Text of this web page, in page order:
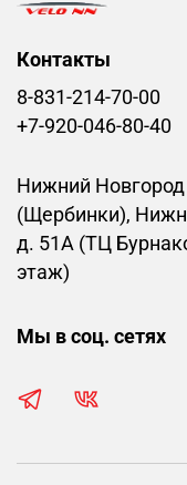
Контакты
8-831-214-70-00
+7-920-046-80-40
Нижний Новгород
(Щербинки),
д. 51А (ТЦ
этаж)
Мы в соц. сетях